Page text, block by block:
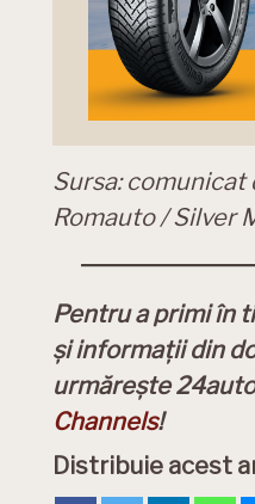
Sursa: comunicat
Romauto / Silver
Pentru a primi în
și informații din
urmărește
Channels!
Distribuie acest